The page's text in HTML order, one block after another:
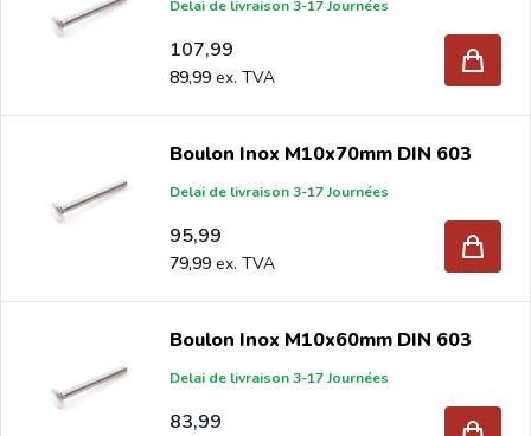
Delai de livraison 3-17 Journées
107,99
89,99
Boulon Inox M10x70mm DIN 603
Delai de livraison 3-17 Journées
95,99
79,99
Boulon Inox M10x60mm DIN 603
Delai de livraison 3-17 Journées
83,99